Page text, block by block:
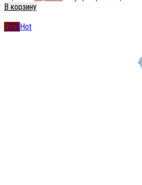
В корзину
-70%Hot